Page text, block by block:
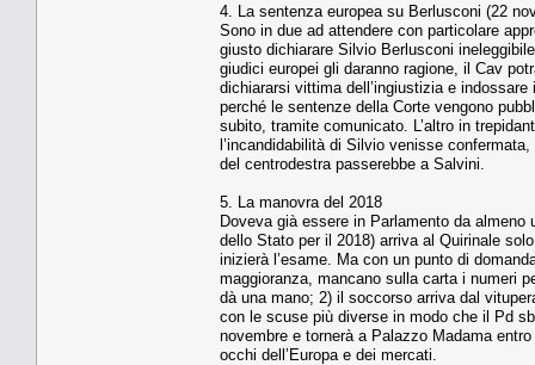
4. La sentenza europea su Berlusconi (22
Sono in due ad attendere con particolare
giusto dichiarare Silvio Berlusconi
giudici europei gli daranno ragione, il Cav
dichiararsi vittima dell’ingiustizia e
perché le sentenze della Corte vengono
subito, tramite comunicato. L’altro in
l’incandidabilità di Silvio venisse
del centrodestra passerebbe a Salvini.
5. La manovra del 2018
Doveva già essere in Parlamento da
dello Stato per il 2018) arriva al Quirinale
inizierà l’esame. Ma con un punto di
maggioranza, mancano sulla carta i numeri
dà una mano; 2) il soccorso arriva dal
con le scuse più diverse in modo che il Pd
novembre e tornerà a Palazzo Madama
occhi dell’Europa e dei mercati.